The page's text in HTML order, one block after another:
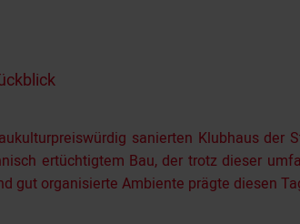
sanierten Klubhaus
ertüchtigtem Bau, der trotz dieser
gut organisierte Ambiente prägte diesen